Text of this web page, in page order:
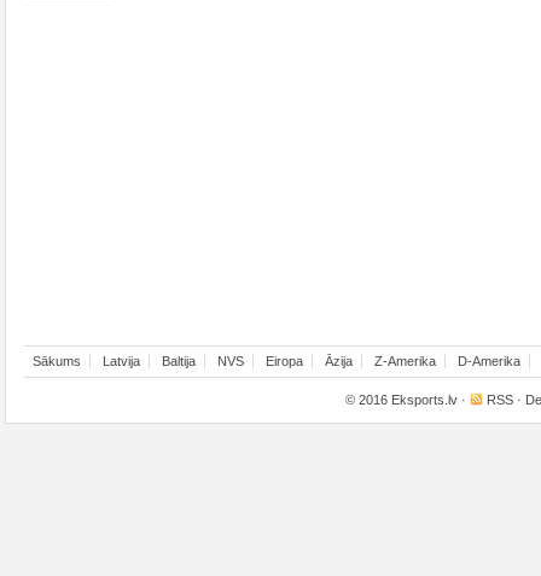
Sākums Latvija Baltija NVS Eiropa Āzija Z-Amerika D-Amerika
© 2016 Eksports.lv · RSS ·